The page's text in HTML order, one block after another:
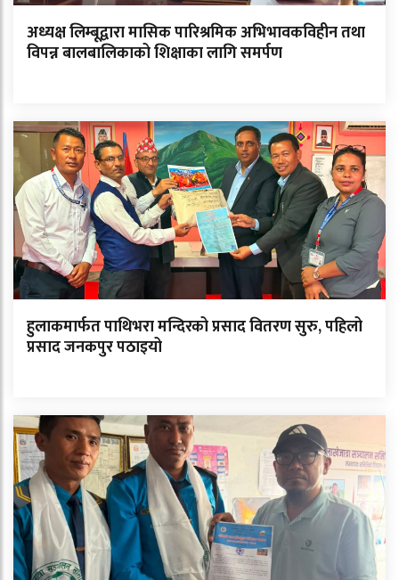
अध्यक्ष लिम्बूद्वारा मासिक पारिश्रमिक अभिभावकविहीन तथा
विपन्न बालबालिकाको शिक्षाका लागि समर्पण
हुलाकमार्फत पाथिभरा मन्दिरको प्रसाद वितरण सुरु, पहिलो
प्रसाद जनकपुर पठाइयो